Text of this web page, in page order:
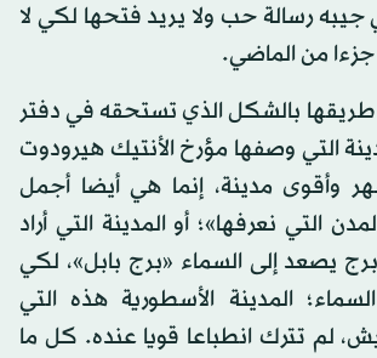
رسالة حب ولا يريد فتحها لكي لا
من الماضي.
طريقها بالشكل الذي تستحقه في دفتر
التي وصفها مؤرخ الأنتيك هيرودوت
وأقوى مدينة، إنما هي أيضا أجمل
التي نعرفها»؛ أو المدينة التي أراد
برج يصعد إلى السماء «برج بابل»، لكي
المدينة الأسطورية هذه التي
لم تترك انطباعا قويا عنده. كل ما